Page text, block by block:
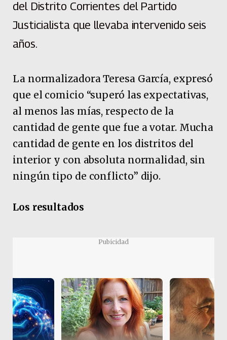
del Distrito Corrientes del Partido
Justicialista que llevaba intervenido seis
años.
La normalizadora Teresa García, expresó
que el comicio “superó las expectativas,
al menos las mías, respecto de la
cantidad de gente que fue a votar. Mucha
cantidad de gente en los distritos del
interior y con absoluta normalidad, sin
ningún tipo de conflicto” dijo.
Los resultados
Pubicidad